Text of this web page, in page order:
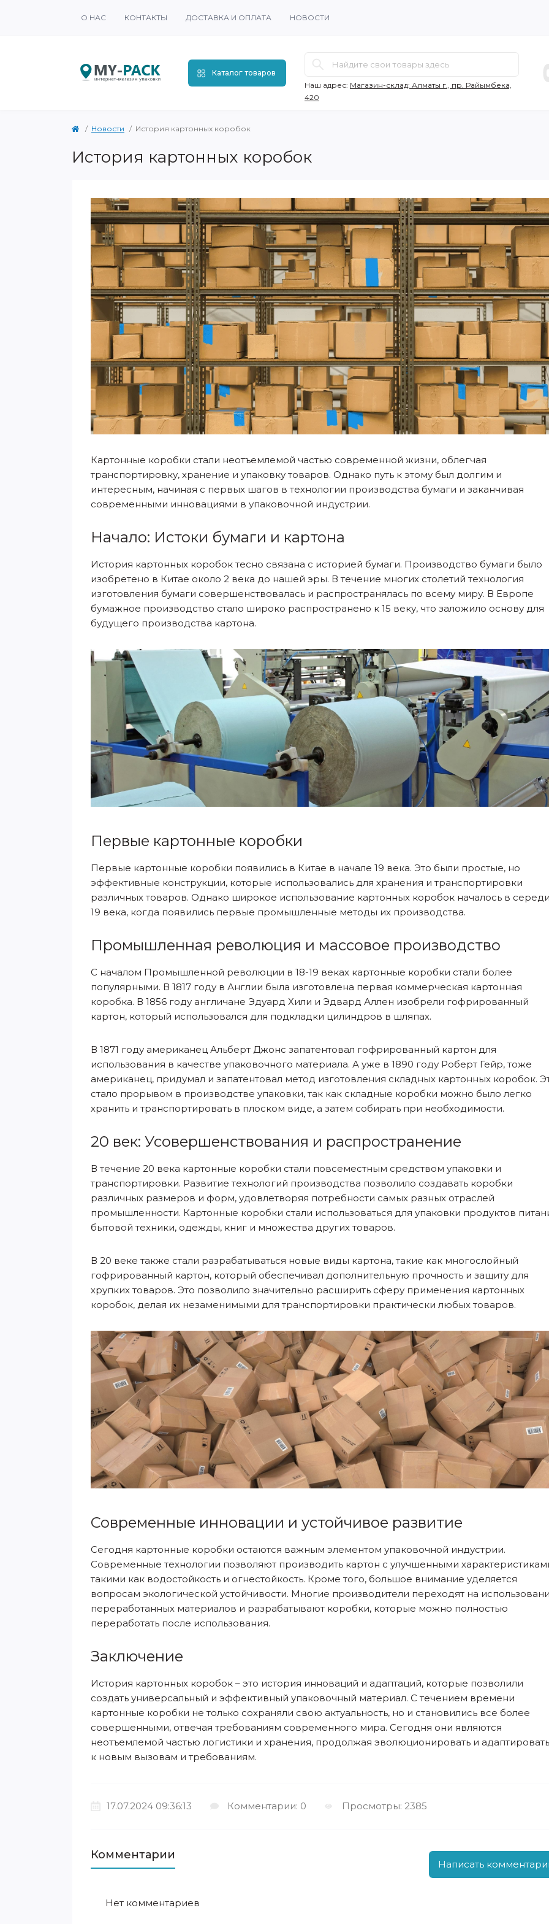
О НАС КОНТАКТЫ ДОСТАВКА И ОПЛАТА НОВОСТИ
Каталог товаров
Наш адрес: Магазин-склад: Алматы г., пр. Райымбека,
420
Новости История картонных коробок
История картонных коробок
Картонные коробки стали неотъемлемой частью современной жизни, облегчая
транспортировку, хранение и упаковку товаров. Однако путь к этому был долгим и
интересным, начиная с первых шагов в технологии производства бумаги и заканчивая
современными инновациями в упаковочной индустрии.
Начало: Истоки бумаги и картона
История картонных коробок тесно связана с историей бумаги. Производство бумаги было
изобретено в Китае около 2 века до нашей эры. В течение многих столетий технология
изготовления бумаги совершенствовалась и распространялась по всему миру. В Европе
бумажное производство стало широко распространено к 15 веку, что заложило основу для
будущего производства картона.
Первые картонные коробки
Первые картонные коробки появились в Китае в начале 19 века. Это были простые, но
эффективные конструкции, которые использовались для хранения и транспортировки
различных товаров. Однако широкое использование картонных коробок началось в
19 века, когда появились первые промышленные методы их производства.
Промышленная революция и массовое производство
С началом Промышленной революции в 18-19 веках картонные коробки стали более
популярными. В 1817 году в Англии была изготовлена первая коммерческая картонная
коробка. В 1856 году англичане Эдуард Хили и Эдвард Аллен изобрели гофрированный
картон, который использовался для подкладки цилиндров в шляпах.
В 1871 году американец Альберт Джонс запатентовал гофрированный картон для
использования в качестве упаковочного материала. А уже в 1890 году Роберт Гейр, тоже
американец, придумал и запатентовал метод изготовления складных картонных коробок.
стало прорывом в производстве упаковки, так как складные коробки можно было легко
хранить и транспортировать в плоском виде, а затем собирать при необходимости.
20 век: Усовершенствования и распространение
В течение 20 века картонные коробки стали повсеместным средством упаковки и
транспортировки. Развитие технологий производства позволило создавать коробки
различных размеров и форм, удовлетворяя потребности самых разных отраслей
промышленности. Картонные коробки стали использоваться для упаковки продуктов
бытовой техники, одежды, книг и множества других товаров.
В 20 веке также стали разрабатываться новые виды картона, такие как многослойный
гофрированный картон, который обеспечивал дополнительную прочность и защиту для
хрупких товаров. Это позволило значительно расширить сферу применения картонных
коробок, делая их незаменимыми для транспортировки практически любых товаров.
Современные инновации и устойчивое развитие
Сегодня картонные коробки остаются важным элементом упаковочной индустрии.
Современные технологии позволяют производить картон с улучшенными
такими как водостойкость и огнестойкость. Кроме того, большое внимание уделяется
вопросам экологической устойчивости. Многие производители переходят на
переработанных материалов и разрабатывают коробки, которые можно полностью
переработать после использования.
Заключение
История картонных коробок – это история инноваций и адаптаций, которые позволили
создать универсальный и эффективный упаковочный материал. С течением времени
картонные коробки не только сохраняли свою актуальность, но и становились все более
совершенными, отвечая требованиям современного мира. Сегодня они являются
неотъемлемой частью логистики и хранения, продолжая эволюционировать и
к новым вызовам и требованиям.
17.07.2024 09:36:13 Комментарии: 0 Просмотры: 2385
Комментарии
Написать
Нет комментариев